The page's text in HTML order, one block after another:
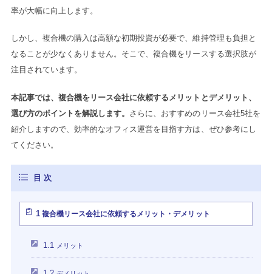
率が大幅に向上します。
しかし、複合機の購入は高額な初期投資が必要で、維持管理も負担と
なることが少なくありません。そこで、複合機をリースする選択肢が
注目されています。
本記事では、複合機をリース会社に依頼するメリットとデメリット、
選び方のポイントを解説します。 さらに、おすすめのリース会社5社を
紹介しますので、効率的なオフィス運営を目指す方は、ぜひ参考にし
てください。
1複合機リース会社に依頼するメリット・デメリット
1.1 メリット